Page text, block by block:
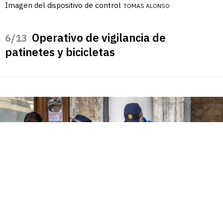
Imagen del dispositivo de control TOMAS ALONSO
/13 Operativo de vigilancia de
patinetes y bicicletas